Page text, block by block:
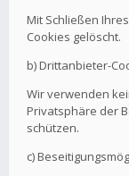
Mit Schließen
Cookies gelöscht.
b) Drittanbieter-
Wir verwenden
Privatsphäre der
schützen.
c)